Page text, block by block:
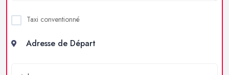
Taxi conventionné
Adresse de Départ